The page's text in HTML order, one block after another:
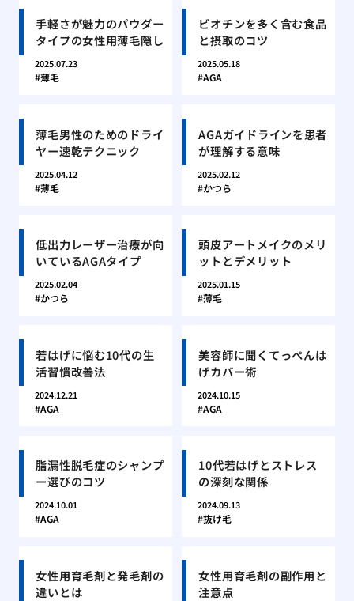
手軽さが魅力のパウダー
タイプの女性用薄毛隠し
2025.07.23
薄毛
ビオチンを多く含む食品
と摂取のコツ
2025.05.18
AGA
薄毛男性のためのドライ
ヤー速乾テクニック
2025.04.12
薄毛
AGAガイドラインを患者
が理解する意味
2025.02.12
かつら
低出力レーザー治療が向
いているAGAタイプ
2025.02.04
かつら
頭皮アートメイクのメリ
ットとデメリット
2025.01.15
薄毛
若はげに悩む10代の生
活習慣改善法
2024.12.21
AGA
美容師に聞くてっぺんは
げカバー術
2024.10.15
AGA
脂漏性脱毛症のシャンプ
ー選びのコツ
2024.10.01
AGA
10代若はげとストレス
の深刻な関係
2024.09.13
抜け毛
女性用育毛剤と発毛剤の
違いとは
女性用育毛剤の副作用と
注意点